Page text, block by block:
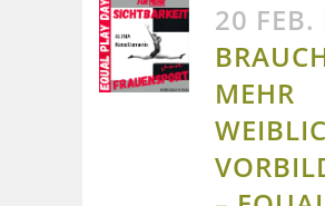
20 FEB.
MEHR